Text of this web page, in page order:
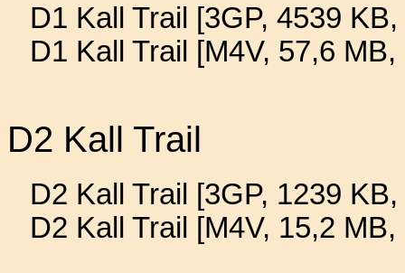
D1 Kall Trail [3GP, 4539
D1 Kall Trail [M4V, 57,6 MB,
D2 Kall Trail
D2 Kall Trail [3GP, 1239
D2 Kall Trail [M4V, 15,2 MB,